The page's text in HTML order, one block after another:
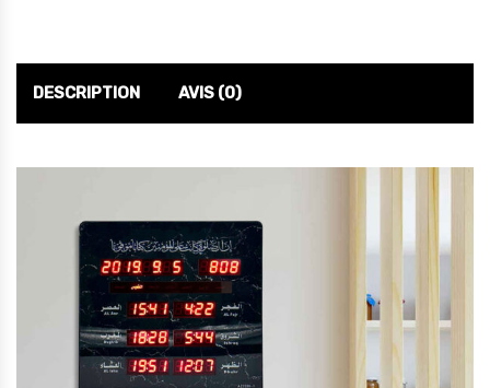
DESCRIPTION AVIS (0)